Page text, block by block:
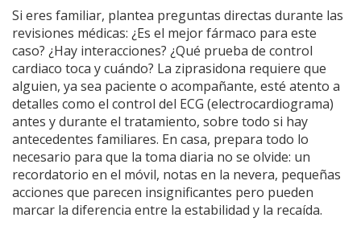
Si eres familiar, plantea preguntas directas durante las
revisiones médicas: ¿Es el mejor fármaco para este
caso? ¿Hay interacciones? ¿Qué prueba de control
cardiaco toca y cuándo? La ziprasidona requiere que
alguien, ya sea paciente o acompañante, esté atento a
detalles como el control del ECG (electrocardiograma)
antes y durante el tratamiento, sobre todo si hay
antecedentes familiares. En casa, prepara todo lo
necesario para que la toma diaria no se olvide: un
recordatorio en el móvil, notas en la nevera, pequeñas
acciones que parecen insignificantes pero pueden
marcar la diferencia entre la estabilidad y la recaída.